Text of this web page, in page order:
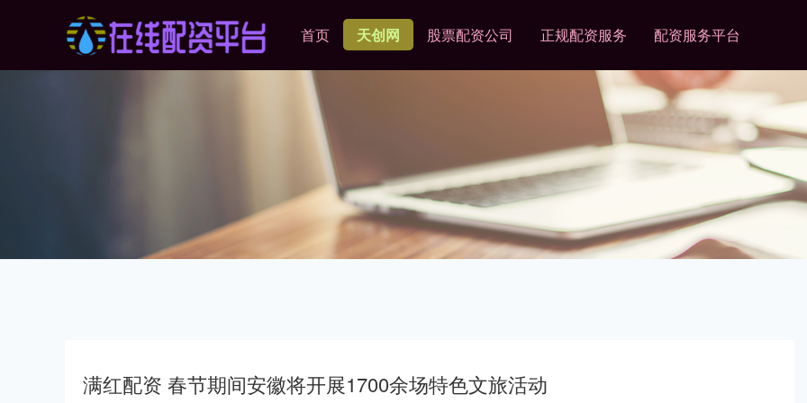
首页 天创网 股票配资公司 正规配资服务 配资服务平台
满红配资 春节期间安徽将开展1700余场特色文旅活动